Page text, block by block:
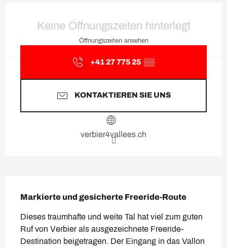
Keine Öffnungszeiten hinterlegt
Öffnungszeiten ansehen
+41 27 775 25 ▒▒
KONTAKTIEREN SIE UNS
verbier4vallees.ch
Markierte und gesicherte Freeride-Route
Dieses traumhafte und weite Tal hat viel zum guten
Ruf von Verbier als ausgezeichnete Freeride-
Destination beigetragen. Der Eingang in das Vallon